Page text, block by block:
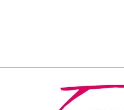
Vassilios Skouris
Vítor Manuel da
Viviane Reding